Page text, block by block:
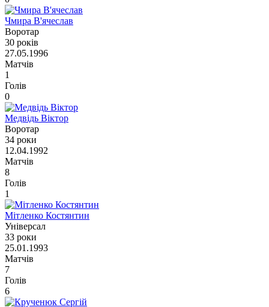
Чмира В'ячеслав
Воротар
30 років
27.05.1996
Матчів
1
Голів
0
Медвідь Віктор
Воротар
34 роки
12.04.1992
Матчів
8
Голів
1
Мітленко Костянтин
Універсал
33 роки
25.01.1993
Матчів
7
Голів
6